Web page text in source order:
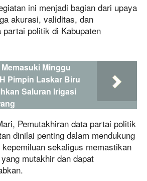
ini menjadi bagian dari upaya
akurasi, validitas, dan
partai politik di Kabupaten
Memasuki Minggu
Pimpin Laskar Biru
Saluran Irigasi
Pemutakhiran data partai politik
dinilai penting dalam mendukung
sekaligus memastikan
mutakhir dan dapat